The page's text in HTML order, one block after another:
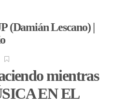
(Damián Lescano) |
mientras
EN EL